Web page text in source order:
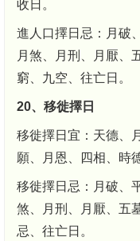
收日。
進人口擇日忌：月破
月煞、月刑、月厭、
窮、九空、往亡日。
20、移徙擇日
移徙擇日宜：天德、
願、月恩、四相、時
移徙擇日忌：月破、
煞、月刑、月厭、五
忌、往亡日。